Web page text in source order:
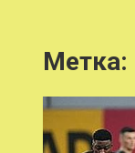
Метка: